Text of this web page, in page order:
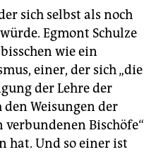
sich selbst als noch
Egmont Schulze
wie ein
einer, der sich „die
der Lehre der
Weisungen der
Bischöfe“
hat. Und so einer ist